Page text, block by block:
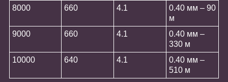
8000
660 4.1
0.40 мм – 90
м
9000
660 4.1
0.40 мм –
330 м
10000
640 4.1
0.40 мм –
510 м